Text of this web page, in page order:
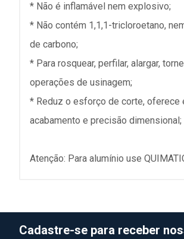
* Não é inflamável nem explosivo;
* Não contém 1,1,1-tricloroetano,
de carbono;
* Para rosquear, perfilar, alargar,
operações de usinagem;
* Reduz o esforço de corte, oferece
acabamento e precisão dimensional;
Atenção: Para alumínio use
Cadastre-se para receber